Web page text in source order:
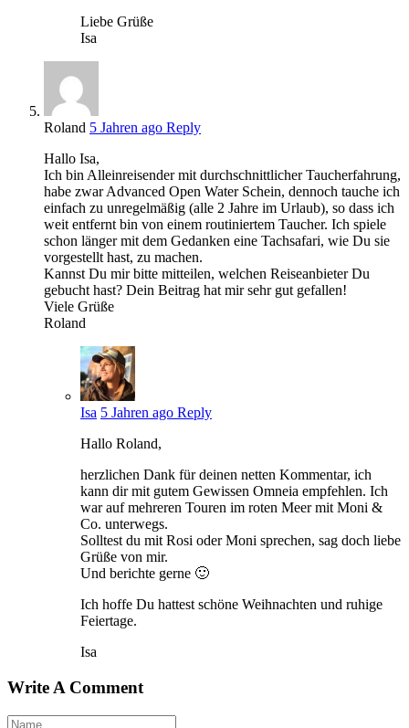
Liebe Grüße
Isa
Roland 5 Jahren ago Reply
Hallo Isa,
Ich bin Alleinreisender mit durchschnittlicher Taucherfahrung,
habe zwar Advanced Open Water Schein, dennoch tauche ich
einfach zu unregelmäßig (alle 2 Jahre im Urlaub), so dass ich
weit entfernt bin von einem routiniertem Taucher. Ich spiele
schon länger mit dem Gedanken eine Tachsafari, wie Du sie
vorgestellt hast, zu machen.
Kannst Du mir bitte mitteilen, welchen Reiseanbieter Du
gebucht hast? Dein Beitrag hat mir sehr gut gefallen!
Viele Grüße
Roland
Isa 5 Jahren ago Reply
Hallo Roland,
herzlichen Dank für deinen netten Kommentar, ich
kann dir mit gutem Gewissen Omneia empfehlen. Ich
war auf mehreren Touren im roten Meer mit Moni &
Co. unterwegs.
Solltest du mit Rosi oder Moni sprechen, sag doch liebe
Grüße von mir.
Und berichte gerne 🙂
Ich hoffe Du hattest schöne Weihnachten und ruhige
Feiertage.
Isa
Write A Comment